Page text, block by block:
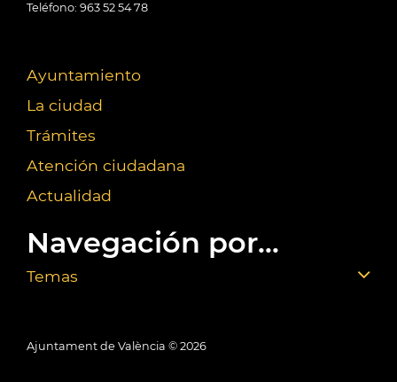
Teléfono: 963 52 54 78
Ayuntamiento
La ciudad
Trámites
Atención ciudadana
Actualidad
Navegación por...
Temas
Ajuntament de València © 2026